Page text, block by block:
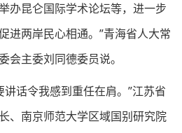
办昆仑国际学术论坛等，进一步
进两岸民心相通。”青海省人大常
会主委刘同德委员说。
讲话令我感到重任在肩。”江苏省
、南京师范大学区域国别研究院